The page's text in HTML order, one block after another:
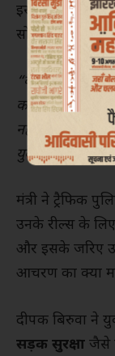
इस घटनाक्रम पर
सोशल मीडिया
“बहुत पीड़ा होती
को त्याग कर
नहीं, एक पिता
युवाओं को सजा
मंत्री ने ट्रैफिक
उनके रील्स के
और इसके जरिए
आचरण का क्या
दीपक बिरुवा ने
सड़क सुरक्षा जैसे